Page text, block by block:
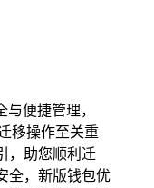
便捷管理，
移操作至关重
，助您顺利迁
全，新版钱包优